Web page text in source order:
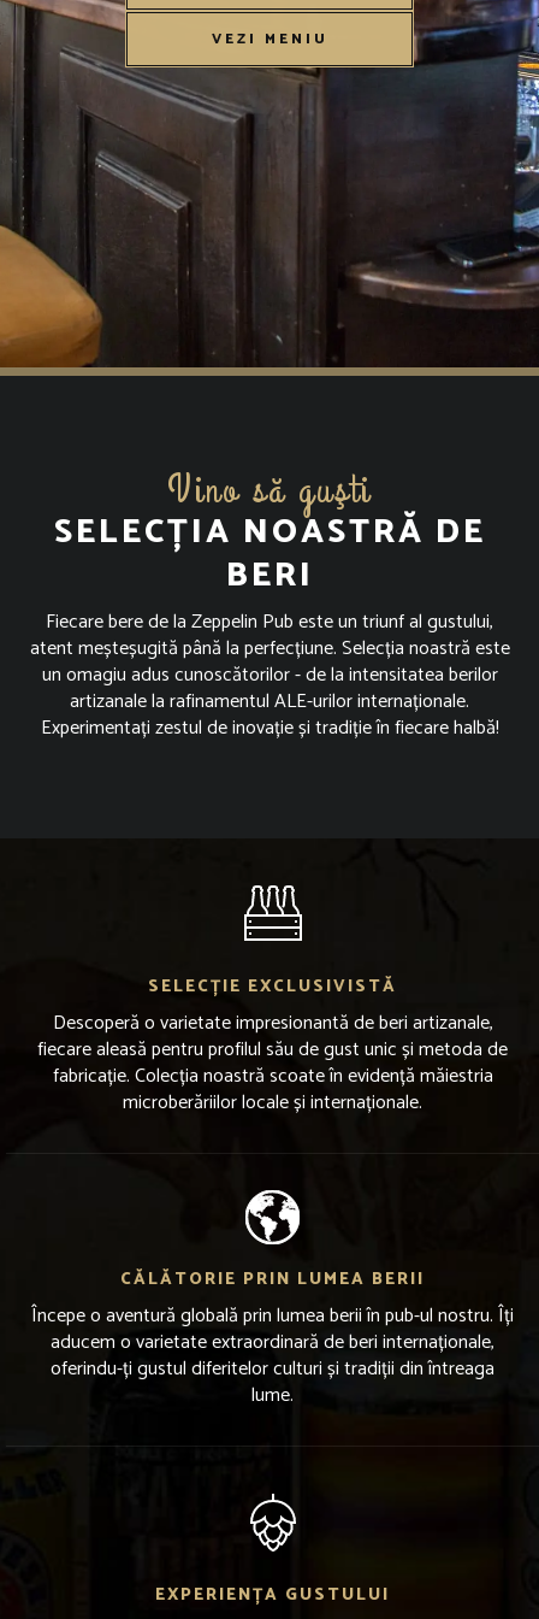
VEZI MENIU
Vino să guşti
SELECȚIA NOASTRĂ DE
BERI
Fiecare bere de la Zeppelin Pub este un triunf al gustului,
atent meșteșugită până la perfecțiune. Selecția noastră este
un omagiu adus cunoscătorilor - de la intensitatea berilor
artizanale la rafinamentul ALE-urilor internaționale.
Experimentați zestul de inovație și tradiție în fiecare halbă!
SELECȚIE EXCLUSIVISTĂ
Descoperă o varietate impresionantă de beri artizanale,
fiecare aleasă pentru profilul său de gust unic și metoda de
fabricație. Colecția noastră scoate în evidență măiestria
microberăriilor locale și internaționale.
CĂLĂTORIE PRIN LUMEA BERII
Începe o aventură globală prin lumea berii în pub-ul nostru. Îți
aducem o varietate extraordinară de beri internaționale,
oferindu-ți gustul diferitelor culturi și tradiții din întreaga
lume.
EXPERIENȚA GUSTULUI